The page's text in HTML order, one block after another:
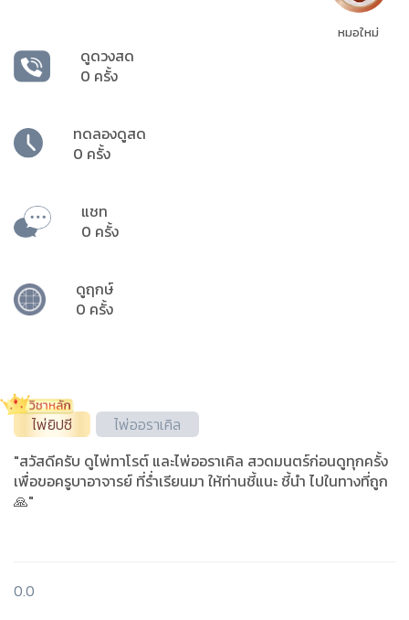
ดูดวงสด
0 ครั้ง
ทดลองดูสด
0 ครั้ง
แชท
0 ครั้ง
ดูฤกษ์
0 ครั้ง
หมอใหม่
ไพ่ยิปซี
ไพ่ออราเคิล
"สวัสดีครับ ดูไพ่ทาโรต์ และไพ่ออราเคิล สวดมนตร์ก่อนดูทุกครั้ง
เพื่อขอครูบาอาจารย์ ที่ร่ำเรียนมา ให้ท่านชี้แนะ ชี้นำ ไปในทางที่ถูก
🙏"
0.0